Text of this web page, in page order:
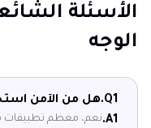
الأسئلة
الوجه
Q1. هل من الآمن
A1. نعم، معظم تطبيقات